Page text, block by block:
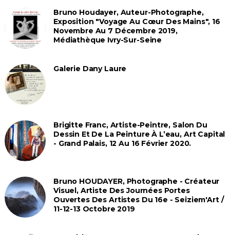
Bruno Houdayer, Auteur-Photographe,
Exposition "Voyage Au Cœur Des Mains", 16
Novembre Au 7 Décembre 2019,
Médiathèque Ivry-Sur-Seine
Galerie Dany Laure
Brigitte Franc, Artiste-Peintre, Salon Du
Dessin Et De La Peinture À L’eau, Art Capital
- Grand Palais, 12 Au 16 Février 2020.
Bruno HOUDAYER, Photographe - Créateur
Visuel, Artiste Des Journées Portes
Ouvertes Des Artistes Du 16e - Seiziem'Art /
11-12-13 Octobre 2019